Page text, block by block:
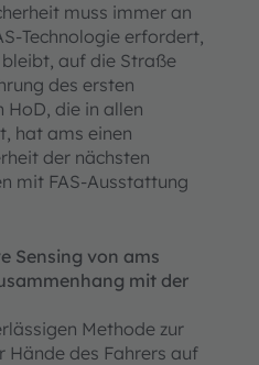
muss immer an
Technologie erfordert,
auf die Straße
des ersten
HoD, die in allen
hat ams einen
der nächsten
mit FAS-Ausstattung
Sensing von ams
mit der
Methode zur
Hände des Fahrers auf